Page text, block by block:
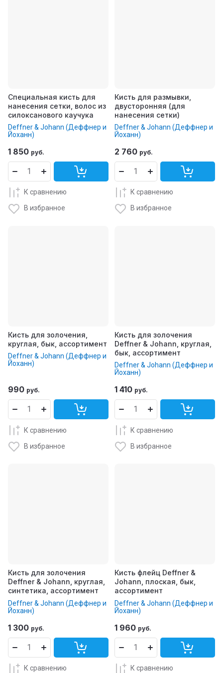
Специальная кисть для
нанесения сетки, волос из
силоксанового каучука
Deffner & Johann (Деффнер и
Йоханн)
1 850 руб.
К сравнению
В избранное
Кисть для размывки,
двусторонняя (для
нанесения сетки)
Deffner & Johann (Деффнер и
Йоханн)
2 760 руб.
К сравнению
В избранное
Кисть для золочения,
круглая, бык, ассортимент
Deffner & Johann (Деффнер и
Йоханн)
990 руб.
К сравнению
В избранное
Кисть для золочения
Deffner & Johann, круглая,
бык, ассортимент
Deffner & Johann (Деффнер и
Йоханн)
1 410 руб.
К сравнению
В избранное
Кисть для золочения
Deffner & Johann, круглая,
синтетика, ассортимент
Deffner & Johann (Деффнер и
Йоханн)
1 300 руб.
К сравнению
Кисть флейц Deffner &
Johann, плоская, бык,
ассортимент
Deffner & Johann (Деффнер и
Йоханн)
1 960 руб.
К сравнению